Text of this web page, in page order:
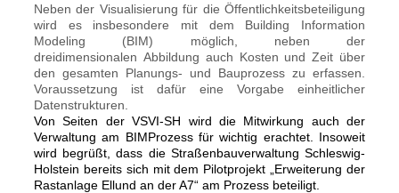
Neben der Visualisierung für die Öffentlichkeitsbeteiligung
wird es insbesondere mit dem Building Information
Modeling (BIM) möglich, neben der
dreidimensionalen Abbildung auch Kosten und Zeit über
den gesamten Planungs- und Bauprozesszu erfassen.
Voraussetzung ist dafür eine Vorgabe einheitlicher
Datenstrukturen.
Von Seiten der VSVI-SH wird die Mitwirkung auch der
Verwaltung am BIMProzess für wichtig erachtet. Insoweit
wird begrüßt, dass die Straßenbauverwaltung Schleswig-
Holstein bereits sich mit dem Pilotprojekt „Erweiterung der
Rastanlage Ellund an der A7“ am Prozess beteiligt.